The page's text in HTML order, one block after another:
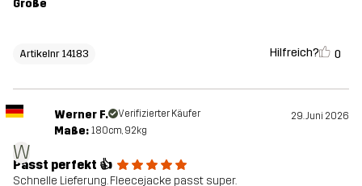
Größe
Artikelnr 14183 Hilfreich? 0
W
Werner F. Verifizierter Käufer 29. Juni 2026
Maße: 180cm, 92kg
Passt perfekt 👍
Schnelle Lieferung. Fleecejacke passt super.